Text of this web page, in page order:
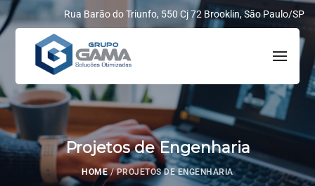
Rua Barão do Triunfo, 550 Cj 72 Brooklin, São Paulo/SP
Projetos de Engenharia
HOME/PROJETOS DE ENGENHARIA